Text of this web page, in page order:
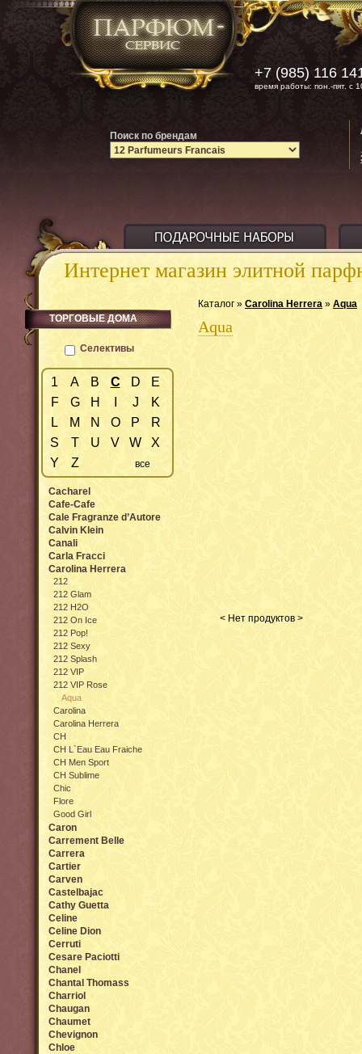
Интернет магазин элитной
Каталог » Carolina Herrera » Aqua
Aqua
< Нет продуктов >
ТОРГОВЫЕ ДОМА
Селективы
1 A B C D
E
F
G H J
K
L
M N O P
R
S
T U V W
X
Y
Z все
Cacharel
Cafe-Cafe
Cale Fragranze d’Autore
Calvin Klein
Canali
Carla Fracci
Carolina Herrera
212
212 Glam
212 H2O
212 On Ice
212 Pop!
212 Sexy
212 Splash
212 VIP
212 VIP Rose
Aqua
Carolina
Carolina Herrera
CH
CH L`Eau Eau Fraiche
CH Men Sport
CH Sublime
Chic
Flore
Good Girl
Caron
Carrement Belle
Carrera
Cartier
Carven
Castelbajac
Cathy Guetta
Celine
Celine Dion
Cerruti
Cesare Paciotti
Chanel
Chantal Thomass
Charriol
Chaugan
Chaumet
Chevignon
Chloe
+7 (985) 116
время работы: пон.-пят. с
Поиск по брендам